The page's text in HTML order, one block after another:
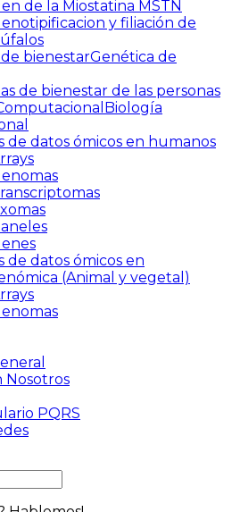
de la Miostatina MSTN
y filiación de
Genética de
de bienestar de las personas
Biología
de datos ómicos en humanos
de datos ómicos en
(Animal y vegetal)
Nosotros
PQRS